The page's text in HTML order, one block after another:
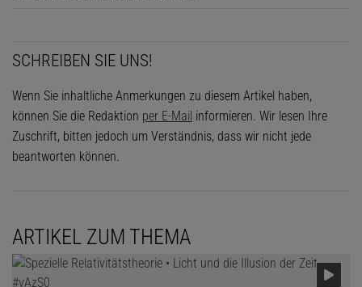
SCHREIBEN SIE UNS!
Wenn Sie inhaltliche Anmerkungen zu diesem Artikel haben,
können Sie die Redaktion per E-Mail informieren. Wir lesen Ihre
Zuschrift, bitten jedoch um Verständnis, dass wir nicht jede
beantworten können.
ARTIKEL ZUM THEMA